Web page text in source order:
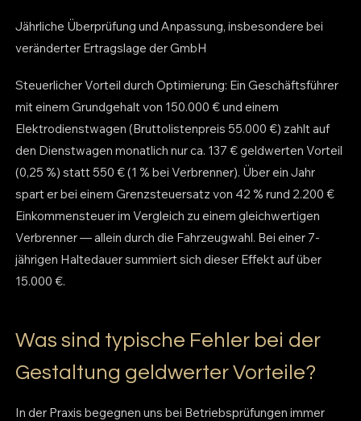
Jährliche Überprüfung und Anpassung, insbesondere bei
veränderter Ertragslage der GmbH
Steuerlicher Vorteil durch Optimierung: Ein Geschäftsführer
mit einem Grundgehalt von 150.000 € und einem
Elektrodienstwagen (Bruttolistenpreis 55.000 €) zahlt auf
den Dienstwagen monatlich nur ca. 137 € geldwerten Vorteil
(0,25 %) statt 550 € (1 % bei Verbrenner). Über ein Jahr
spart er bei einem Grenzsteuersatz von 42 % rund 2.200 €
Einkommensteuer im Vergleich zu einem gleichwertigen
Verbrenner — allein durch die Fahrzeugwahl. Bei einer 7-
jährigen Haltedauer summiert sich dieser Effekt auf über
15.000 €.
Was sind typische Fehler bei der
Gestaltung geldwerter Vorteile?
In der Praxis begegnen uns bei Betriebsprüfungen immer